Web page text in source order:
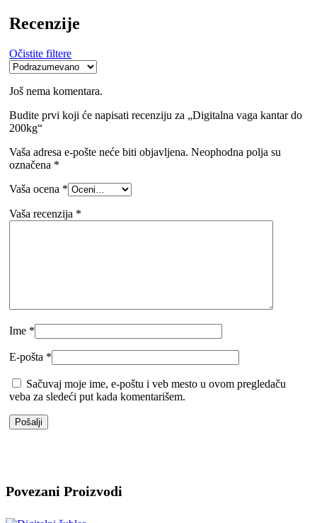
Recenzije
Očistite filtere
Još nema komentara.
Budite prvi koji će napisati recenziju za „Digitalna vaga kantar do
200kg“
Vaša adresa e-pošte neće biti objavljena. Neophodna polja su
označena *
Vaša ocena *
Vaša recenzija *
Ime *
E-pošta *
Sačuvaj moje ime, e-poštu i veb mesto u ovom pregledaču
veba za sledeći put kada komentarišem.
Povezani Proizvodi